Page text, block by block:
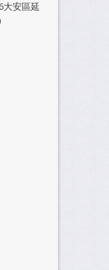
大安區延